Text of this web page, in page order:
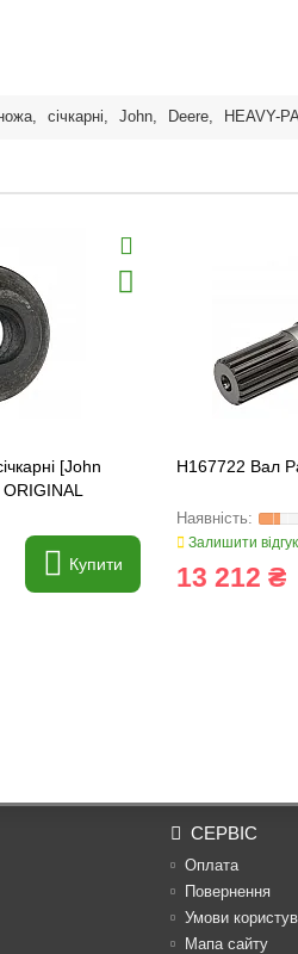
, січкарні, John, Deere, HEAVY-
[John
Купити
H167722 Вал
Залишити відгук
13 212 ₴
СЕРВІС
Оплата
Повернення
Умови
Мапа сайту